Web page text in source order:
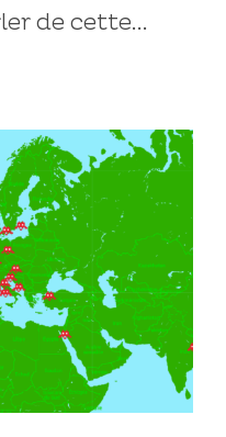
de cette...